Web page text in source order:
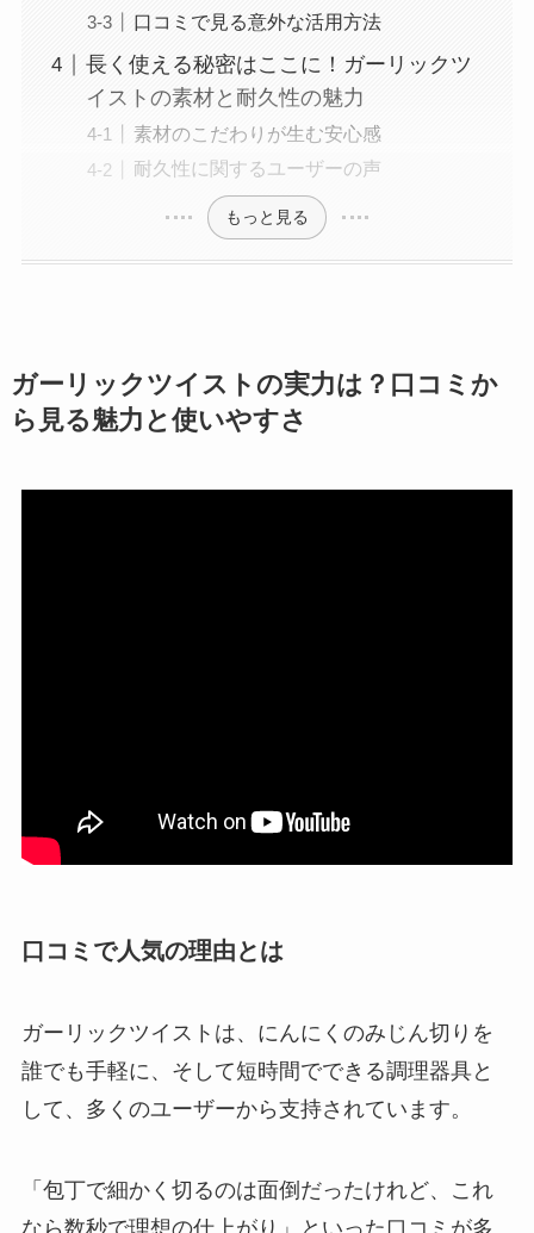
口コミで見る意外な活用方法
長く使える秘密はここに！ガーリックツ
イストの素材と耐久性の魅力
素材のこだわりが生む安心感
耐久性に関するユーザーの声
もっと見る
ガーリックツイストの実力は？口コミか
ら見る魅力と使いやすさ
口コミで人気の理由とは
ガーリックツイストは、にんにくのみじん切りを
誰でも手軽に、そして短時間でできる調理器具と
して、多くのユーザーから支持されています。
「包丁で細かく切るのは面倒だったけれど、これ